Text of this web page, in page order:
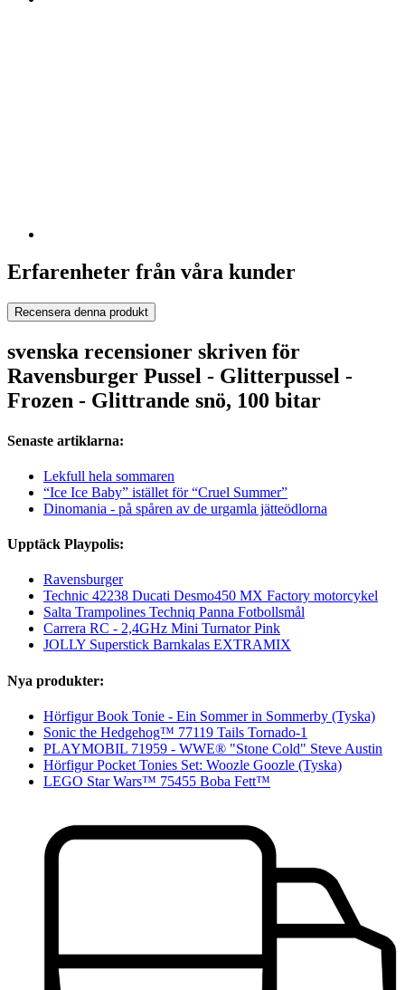
Erfarenheter från våra kunder
Recensera denna produkt
svenska recensioner skriven för
Ravensburger Pussel - Glitterpussel -
Frozen - Glittrande snö, 100 bitar
Senaste artiklarna:
Lekfull hela sommaren
“Ice Ice Baby” istället för “Cruel Summer”
Dinomania - på spåren av de urgamla jätteödlorna
Upptäck Playpolis:
Ravensburger
Technic 42238 Ducati Desmo450 MX Factory motorcykel
Salta Trampolines Techniq Panna Fotbollsmål
Carrera RC - 2,4GHz Mini Turnator Pink
JOLLY Superstick Barnkalas EXTRAMIX
Nya produkter:
Hörfigur Book Tonie - Ein Sommer in Sommerby (Tyska)
Sonic the Hedgehog™ 77119 Tails Tornado-1
PLAYMOBIL 71959 - WWE® "Stone Cold" Steve Austin
Hörfigur Pocket Tonies Set: Woozle Goozle (Tyska)
LEGO Star Wars™ 75455 Boba Fett™